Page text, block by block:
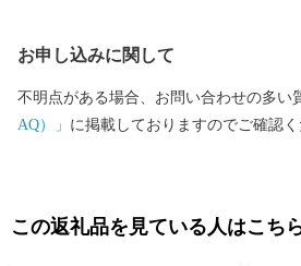
｢自然の中で暮らしたい！｣｢新しいこと
にはあります。 ふるさと納税による寄附
お申し込みに関して
不明点がある場合、お問い合わせの多い
AQ）」 に掲載しておりますのでご確認く
この返礼品を見ている人はこち